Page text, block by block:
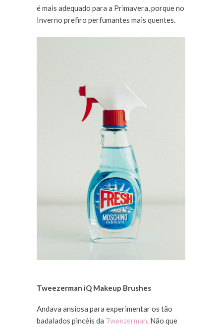
é mais adequado para a Primavera, porque no
Inverno prefiro perfumantes mais quentes.
Tweezerman iQ Makeup Brushes
Andava ansiosa para experimentar os tão
badalados pincéis da Tweezerman. Não que